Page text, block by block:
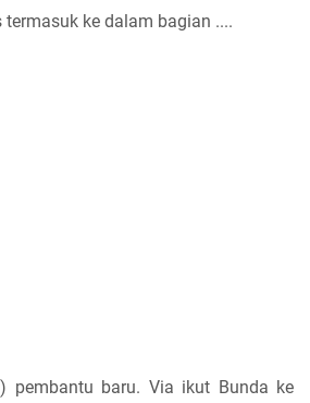
ke dalam bagian ....
pembantu baru. Via ikut Bunda ke